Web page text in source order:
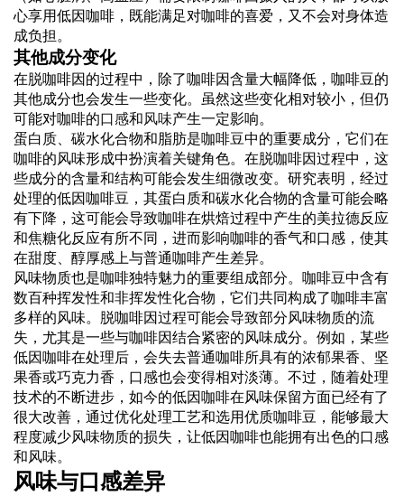
心享用低因咖啡，既能满足对咖啡的喜爱，又不会对身体造
成负担。
其他成分变化
在脱咖啡因的过程中，除了咖啡因含量大幅降低，咖啡豆的
其他成分也会发生一些变化。虽然这些变化相对较小，但仍
可能对咖啡的口感和风味产生一定影响。
蛋白质、碳水化合物和脂肪是咖啡豆中的重要成分，它们在
咖啡的风味形成中扮演着关键角色。在脱咖啡因过程中，这
些成分的含量和结构可能会发生细微改变。研究表明，经过
处理的低因咖啡豆，其蛋白质和碳水化合物的含量可能会略
有下降，这可能会导致咖啡在烘焙过程中产生的美拉德反应
和焦糖化反应有所不同，进而影响咖啡的香气和口感，使其
在甜度、醇厚感上与普通咖啡产生差异。
风味物质也是咖啡独特魅力的重要组成部分。咖啡豆中含有
数百种挥发性和非挥发性化合物，它们共同构成了咖啡丰富
多样的风味。脱咖啡因过程可能会导致部分风味物质的流
失，尤其是一些与咖啡因结合紧密的风味成分。例如，某些
低因咖啡在处理后，会失去普通咖啡所具有的浓郁果香、坚
果香或巧克力香，口感也会变得相对淡薄。不过，随着处理
技术的不断进步，如今的低因咖啡在风味保留方面已经有了
很大改善，通过优化处理工艺和选用优质咖啡豆，能够最大
程度减少风味物质的损失，让低因咖啡也能拥有出色的口感
和风味。
风味与口感差异